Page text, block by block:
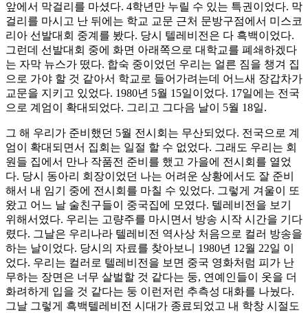
앞에서 막걸리를 마셨다. 4학년만 누릴 수 있는 특권이었다. 막
걸리를 마시고 난 뒤에는 학교 교문 근처 문방구점에서 미스코
리아 선발대회 중계를 봤다. 당시 텔레비전은 다 흑백이었다.
그런데 선발대회 중에 화면 아래쪽으로 대학교를 폐쇄하겠다
는 자막 뉴스가 떴다. 합숙 중이었던 우리는 얼른 짐을 챙겨 집
으로 가야 할 것 같아서 학교로 들어가려는데 어느새 장갑차가
교문을 지키고 있었다. 1980년 5월 15일이었다. 17일에는 전국
으로 계엄이 확대되었다. 그리고 그다음 날이 5월 18일.
그 해 우리가 준비했던 5월 전시회는 무산되었다. 전국으로 계
엄이 확대되면서 집회는 일절 할 수 없었다. 그래도 우리는 회
원들 집에서 만나 작품전 준비를 했고 가을에 전시회를 열었
다. 당시 동아리 회장이었던 나는 어려운 상황에서도 잘 준비
해서 내 임기 중에 전시회를 마칠 수 있었다. 그렇게 겨울이 또
왔고 어느 날 술친구들이 중국집에 모였다. 텔레비전을 보기
위해서였다. 우리는 고량주를 마시면서 방송 시작 시간을 기다
렸다. 그날은 우리나라 텔레비전 역사상 처음으로 컬러 방송을
하는 날이었다. 당시의 자료를 찾아보니 1980년 12월 22일 이
었다. 우리는 컬러로 텔레비전을 보면 중국 영화처럼 피가 난
무하는 장면은 너무 살벌할 것 같다는 둥, 연예인들이 옷을 더
화려하게 입을 것 같다는 둥 이런저런 추측성 대화를 나눴다.
그날 그렇게 흑백텔레비전 시대가 종료되었고 내 학창 시절도